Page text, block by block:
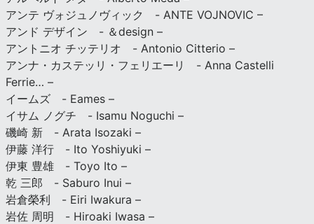
アンテ ヴォジュノヴィック - ANTE VOJNOVIC –
アンド デザイン - ＆design –
アントニオ チッテリオ - Antonio Citterio –
アンナ・カステッリ・フェリエーリ - Anna Castelli
Ferrie… –
イームズ - Eames –
イサム ノグチ - Isamu Noguchi –
磯崎 新 - Arata Isozaki –
伊藤 洋行 - Ito Yoshiyuki –
伊東 豊雄 - Toyo Ito –
乾 三郎 - Saburo Inui –
岩倉榮利 - Eiri Iwakura –
岩佐 周明 - Hiroaki Iwasa –